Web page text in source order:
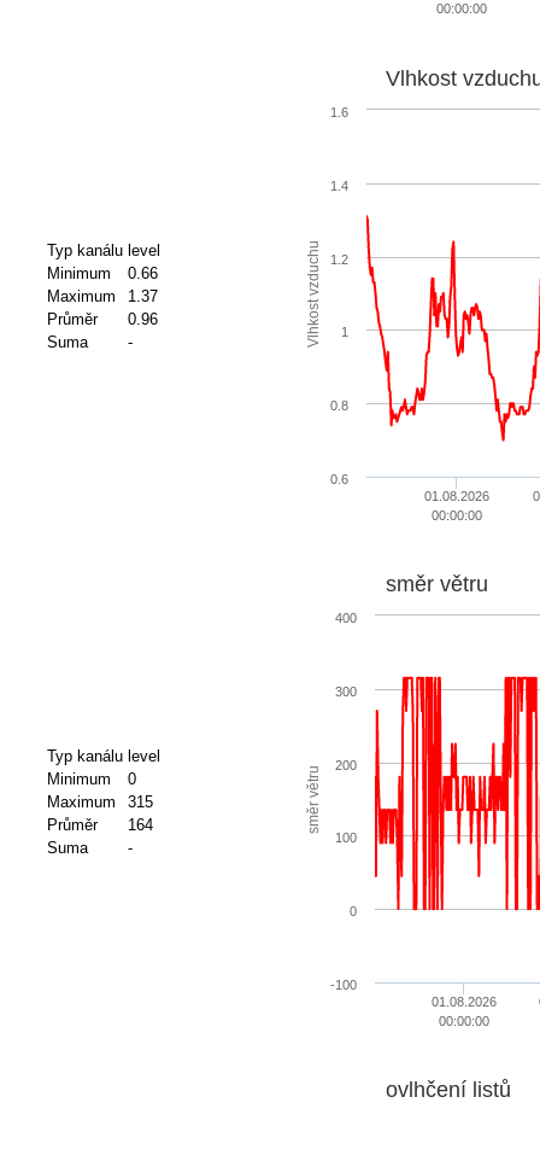
00:00:00
Typ kanálu level
Minimum
0.66
Maximum
1.37
Průměr
0.96
Suma
- Vlhkost vzduchu
Vlhkost
01.08.2026
00:00:00
0.6
0.8
1
1.2
1.4
1.6
Typ kanálu level
Minimum
0
Maximum
315
Průměr
164
Suma
-
směr větru
směr větru
01.08.2026
00:00:00
0
100
200
300
-100
400
ovlhčení listů